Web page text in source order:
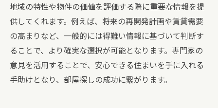
地域の特性や物件の価値を評価する際に重要な情報を提
供してくれます。例えば、将来の再開発計画や賃貸需要
の高まりなど、一般的には得難い情報に基づいて判断す
ることで、より確実な選択が可能となります。専門家の
意見を活用することで、安心できる住まいを手に入れる
手助けとなり、部屋探しの成功に繋がります。